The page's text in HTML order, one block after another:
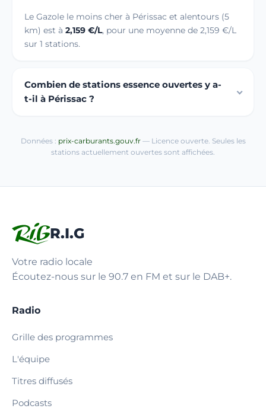
Le Gazole le moins cher à Périssac et alentours (5
km) est à 2,159 €/L, pour une moyenne de 2,159 €/L
sur 1 stations.
Combien de stations essence ouvertes y a-
t-il à Périssac ?
Données : prix-carburants.gouv.fr— Licence ouverte. Seules les
stations actuellement ouvertes sont affichées.
R.I.G
Votre radio locale
Écoutez-nous sur le 90.7 en FM et sur le DAB+.
Radio
Grille des programmes
L'équipe
Titres diffusés
Podcasts